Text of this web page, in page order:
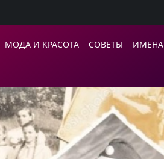
МОДА И КРАСОТА СОВЕТЫ ИМЕНА